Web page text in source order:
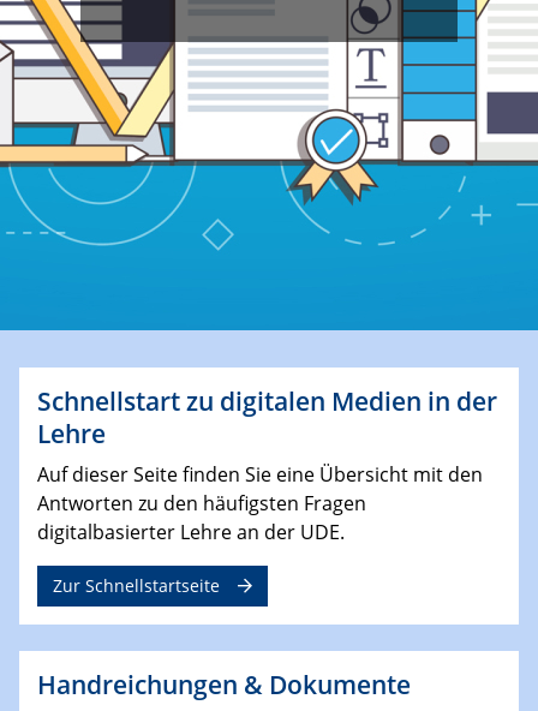
Schnellstart zu digitalen Medien in der
Lehre
Auf dieser Seite finden Sie eine Übersicht mit den
Antworten zu den häufigsten Fragen
digitalbasierter Lehre an der UDE.
Zur Schnellstartseite
Handreichungen & Dokumente